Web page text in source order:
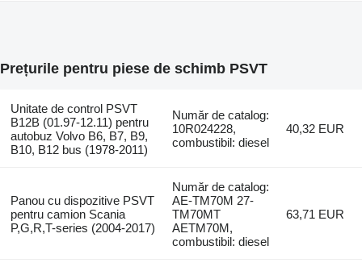
Prețurile pentru piese de schimb PSVT
Unitate de control PSVT
B12B (01.97-12.11) pentru
autobuz Volvo B6, B7, B9,
B10, B12 bus (1978-2011)
Număr de catalog:
10R024228,
combustibil: diesel
40,32 EUR
Panou cu dispozitive PSVT
pentru camion Scania
P,G,R,T-series (2004-2017)
Număr de catalog:
AE-TM70M 27-
TM70MT
AETM70M,
combustibil: diesel
63,71 EUR